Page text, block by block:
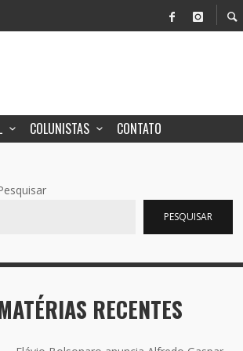
METANOL
SOLENE
COLUNISTAS CONTATO
PESQUISAR
RECENTES